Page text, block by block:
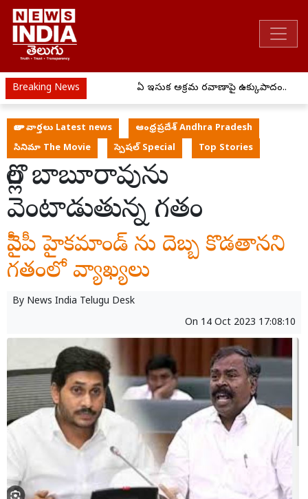
Breaking News ఏపీ ఇసుక అక్రమ రవాణాపై ఉక్కుపాదం..
తాజా వార్తలు Latest news
ఆంధ్రప్రదేశ్ Andhra Pradesh
సినిమా The Movie
స్పెషల్ Special Top Stories
గొల్ల బాబూరావును
వెంటాడుతున్న గతం
వైసీపీ హైకమాండ్ ను దెబ్బ కొడతానని
గతంలో వ్యాఖ్యలు
By News India Telugu Desk
On 14 Oct 2023 17:08:10